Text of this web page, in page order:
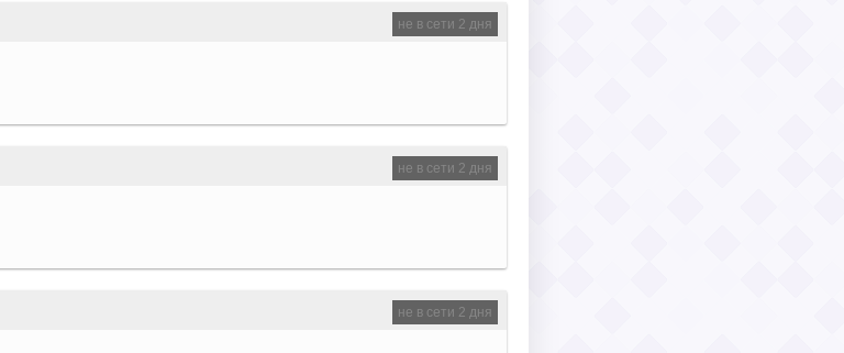
не в сети 2 дня
не в сети 2 дня
не в сети 2 дня